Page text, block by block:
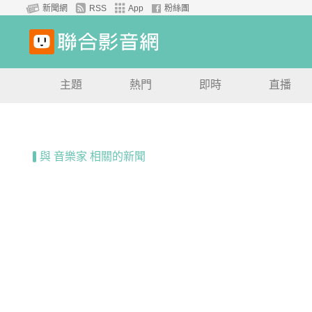
新聞網 RSS App 粉絲團
主題 熱門 即時 直播
與 音樂家 相關的新聞